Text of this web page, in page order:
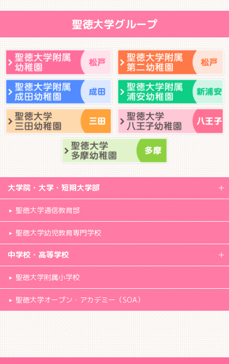
聖徳大学グループ
大学院・大学・短期大学部
聖徳大学通信教育部
聖徳大学幼児教育専門学校
中学校・高等学校
聖徳大学附属小学校
聖徳大学オープン・アカデミー（SOA）